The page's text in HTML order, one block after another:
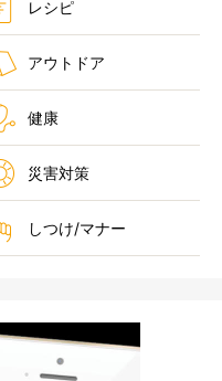
レシピ
アウトドア
健康
災害対策
しつけ/マナー